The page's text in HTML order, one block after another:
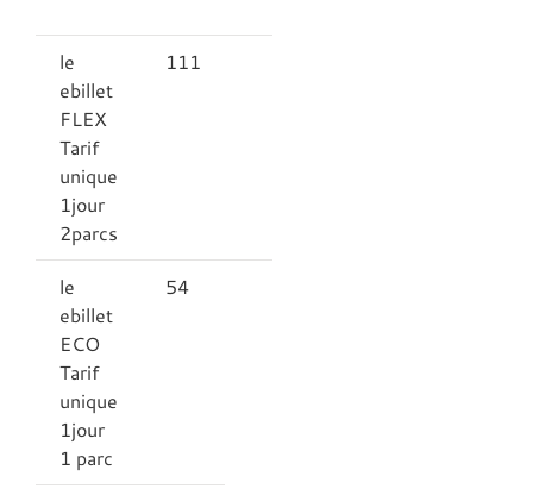
le
ebillet
FLEX
Tarif
unique
1jour
2parcs
111
le
ebillet
ECO
Tarif
unique
1jour
1 parc
54